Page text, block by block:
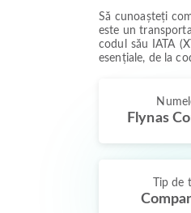
Să cunoașteți
este un
codul său IATA
esențiale, de la
Flynas
Tip